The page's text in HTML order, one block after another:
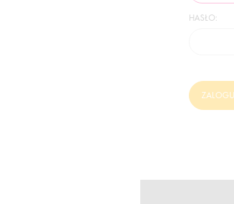
HASŁO: